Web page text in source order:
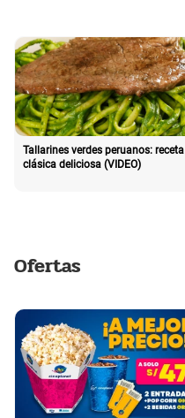
Tallarines verdes peruanos: receta
clásica deliciosa (VIDEO)
Ofertas